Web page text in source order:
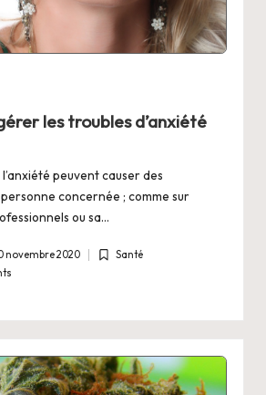
les troubles d’anxiété
peuvent causer des
concernée ; comme sur
ou sa…
novembre 2020
Posted
Santé